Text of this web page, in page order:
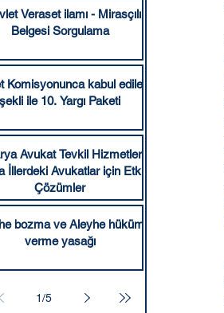
Veraset ilamı - Mirasçılık
Belgesi Sorgulama
Komisyonunca kabul edilen
şekli ile 10. Yargı Paketi
Avukat Tevkil Hizmetleri:
İllerdeki Avukatlar için Etkili
Çözümler
bozma ve Aleyhe hüküm
verme yasağı
1/5